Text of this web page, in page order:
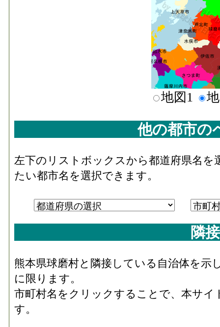
地図1
他の都市の
左下のリストボックスから都道府県名
たい都市名を選択できます。
隣
熊本県球磨村と隣接している自治体を示
に限ります。
市町村名をクリックすることで、本サ
す。